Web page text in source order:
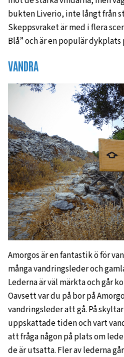
bukten Liverio, inte långt från
Skeppsvraket är med i flera
Blå” och är en populär dykplats
VANDRA
Amorgos är en fantastik ö för
många vandringsleder och
Lederna är väl märkta och går
Oavsett var du på bor på
vandringsleder att gå. På
uppskattade tiden och vart
att fråga någon på plats om
de är utsatta. Fler av lederna